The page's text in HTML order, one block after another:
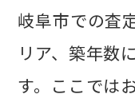
岐阜市での査
リア、築年数
す。ここでは